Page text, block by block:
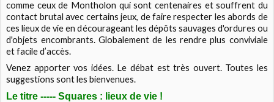
comme ceux de Montholon qui sont centenaires et souffrent du
contact brutal avec certains jeux, de faire respecter les abords de
ces lieux de vie en décourageant les dépôts sauvages d'ordures ou
d'objets encombrants. Globalement de les rendre plus conviviale
et facile d’accès.
Venez apporter vos idées. Le débat est très ouvert. Toutes les
suggestions sont les bienvenues.
Le titre ----- Squares : lieux de vie !